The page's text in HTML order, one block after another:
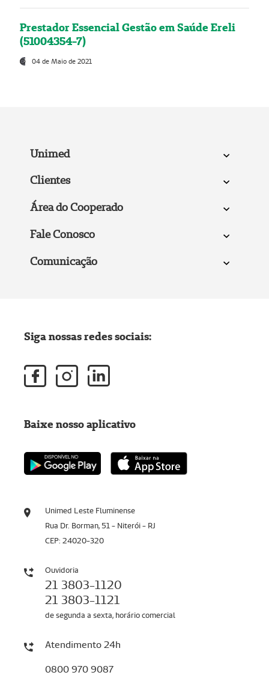
Prestador Essencial Gestão em Saúde Ereli
(51004354-7)
04 de Maio de 2021
Unimed
Clientes
Área do Cooperado
Fale Conosco
Comunicação
Unimed Leste Fluminense
Rua Dr. Borman, 51 - Niterói - RJ
CEP: 24020-320
Ouvidoria
21 3803-1120
21 3803-1121
de segunda a sexta, horário comercial
Atendimento 24h
0800 970 9087
Siga nossas redes sociais:
Baixe nosso aplicativo